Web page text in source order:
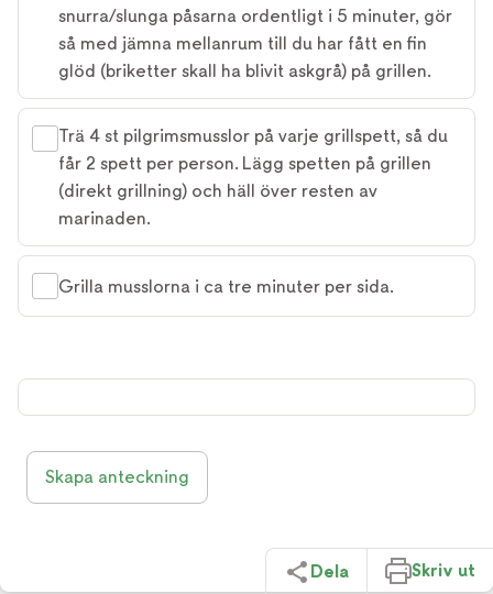
snurra/slunga påsarna ordentligt i 5 minuter, gör
så med jämna mellanrum till du har fått en fin
glöd (briketter skall ha blivit askgrå) på grillen.
Trä 4 st pilgrimsmusslor på varje grillspett, så du
får 2 spett per person. Lägg spetten på grillen
(direkt grillning) och häll över resten av
marinaden.
Grilla musslorna i ca tre minuter per sida.
Skapa anteckning
Dela Skriv ut